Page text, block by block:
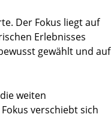
Der Fokus liegt auf
Erlebnisses
gewählt und auf
weiten
verschiebt sich